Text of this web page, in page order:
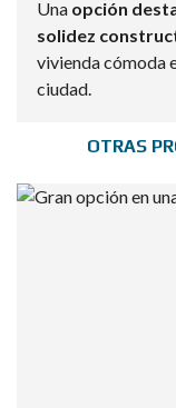
Una opción
solidez
vivienda cómoda
ciudad.
OTRAS